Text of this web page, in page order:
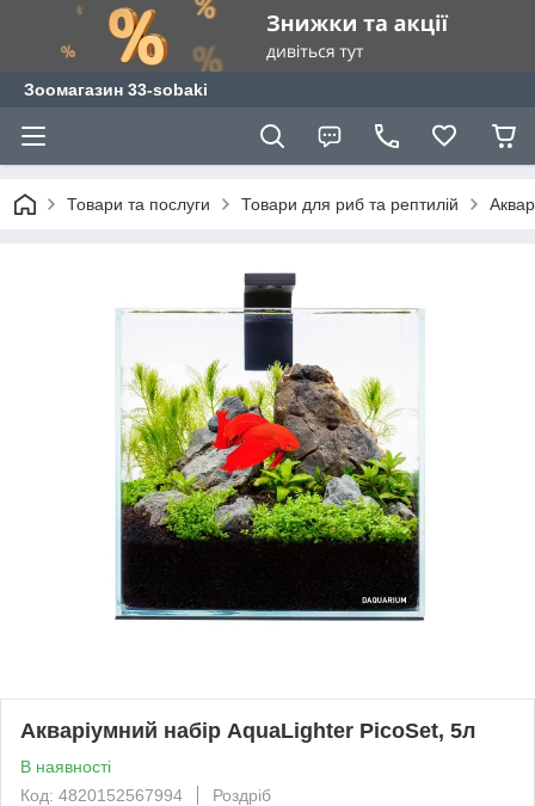
Зоомагазин 33-sobaki
Товари та послуги Товари для риб та рептилій
Акваріумний набір AquaLighter PicoSet, 5л
В наявності
Код: 4820152567994
Роздріб